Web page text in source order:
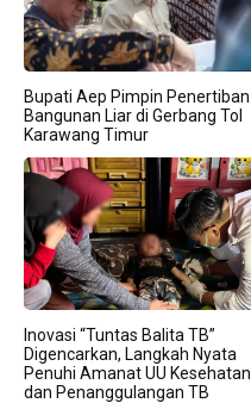
Bupati Aep Pimpin Penertiban
Bangunan Liar di Gerbang Tol
Karawang Timur
Inovasi “Tuntas Balita TB”
Digencarkan, Langkah Nyata
Penuhi Amanat UU Kesehatan
dan Penanggulangan TB